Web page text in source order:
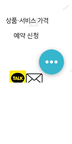
상품·서비스 가격
예약 신청